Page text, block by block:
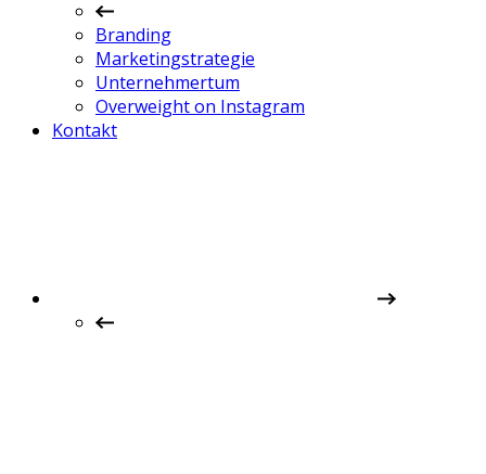
Branding
Marketingstrategie
Unternehmertum
Overweight on Instagram
Kontakt